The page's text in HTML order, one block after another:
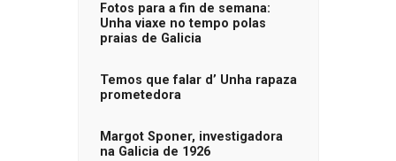
Fotos para a fin de semana:
Unha viaxe no tempo polas
praias de Galicia
Temos que falar d’ Unha rapaza
prometedora
Margot Sponer, investigadora
na Galicia de 1926